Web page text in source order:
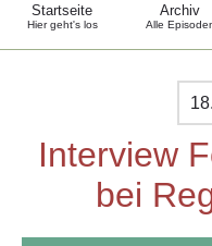
Startseite
Hier geht's los
Archiv
Alle
Interview
bei